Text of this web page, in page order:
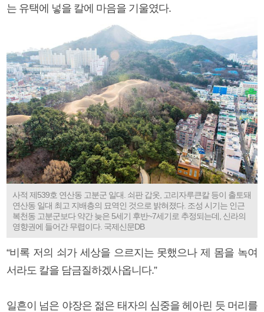
는 유택에 넣을 칼에 마음을 기울였다.
사적 제539호 연산동 고분군 일대. 쇠판 갑옷, 고리자루큰칼 등이 출토돼
연산동 일대 최고 지배층의 묘역인 것으로 밝혀졌다. 조성 시기는 인근
복천동 고분군보다 약간 늦은 5세기 후반~7세기로 추정되는데, 신라의
영향권에 들어간 무렵이다. 국제신문DB
“비록 저의 쇠가 세상을 으르지는 못했으나 제 몸을 녹여
서라도 칼을 담금질하겠사옵니다.”
일흔이 넘은 야장은 젊은 태자의 심중을 헤아린 듯 머리를